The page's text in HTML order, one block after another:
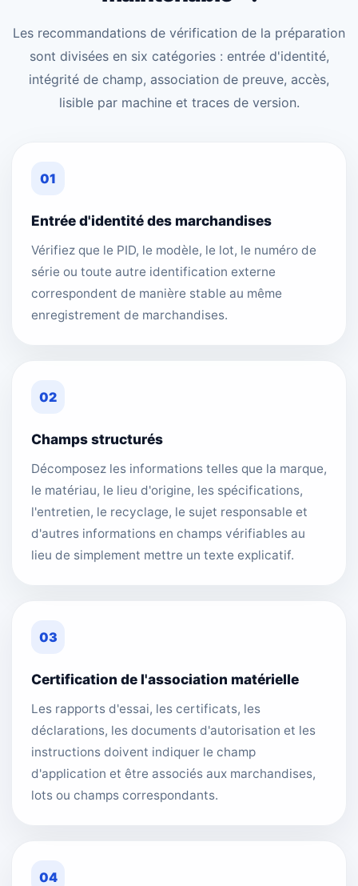
Les recommandations de vérification de la préparation
sont divisées en six catégories : entrée d'identité,
intégrité de champ, association de preuve, accès,
lisible par machine et traces de version.
01
Entrée d'identité des marchandises
Vérifiez que le PID, le modèle, le lot, le numéro de
série ou toute autre identification externe
correspondent de manière stable au même
enregistrement de marchandises.
02
Champs structurés
Décomposez les informations telles que la marque,
le matériau, le lieu d'origine, les spécifications,
l'entretien, le recyclage, le sujet responsable et
d'autres informations en champs vérifiables au
lieu de simplement mettre un texte explicatif.
03
Certification de l'association matérielle
Les rapports d'essai, les certificats, les
déclarations, les documents d'autorisation et les
instructions doivent indiquer le champ
d'application et être associés aux marchandises,
lots ou champs correspondants.
04